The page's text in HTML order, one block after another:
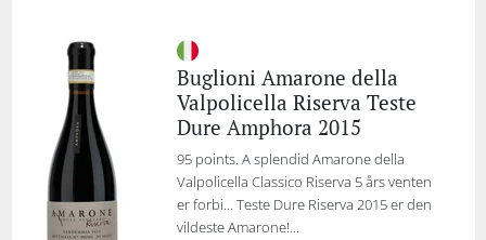
Buglioni Amarone della
Valpolicella Riserva Teste
Dure Amphora 2015
95 points. A splendid Amarone della
Valpolicella Classico Riserva 5 års venten
er forbi... Teste Dure Riserva 2015 er den
vildeste Amarone!...